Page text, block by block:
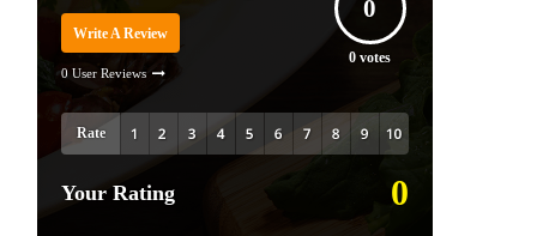
Write A Review
0 User Reviews
0
0 votes
Rate
Your Rating 0